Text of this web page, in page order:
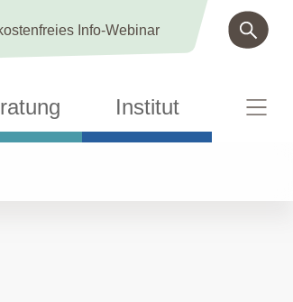
Info-Webinar
Institut